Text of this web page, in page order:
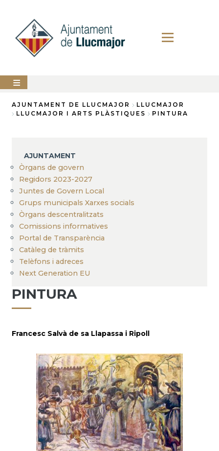
contingut
AJUNTAMENT
PERFIL
DEL
CONTRACTANT
ANUNCIS
AJUNTAMENT DE LLUCMAJOR
LLUCMAJOR
LLUCMAJOR I ARTS PLÀSTIQUES
PINTURA
AJUNTAMENT
Òrgans de govern
Regidors 2023-2027
Juntes de Govern Local
Grups municipals Xarxes socials
Òrgans descentralitzats
Comissions informatives
Portal de Transparència
Catàleg de tràmits
Telèfons i adreces
Next Generation EU
PINTURA
Francesc Salvà de sa Llapassa i Ripoll